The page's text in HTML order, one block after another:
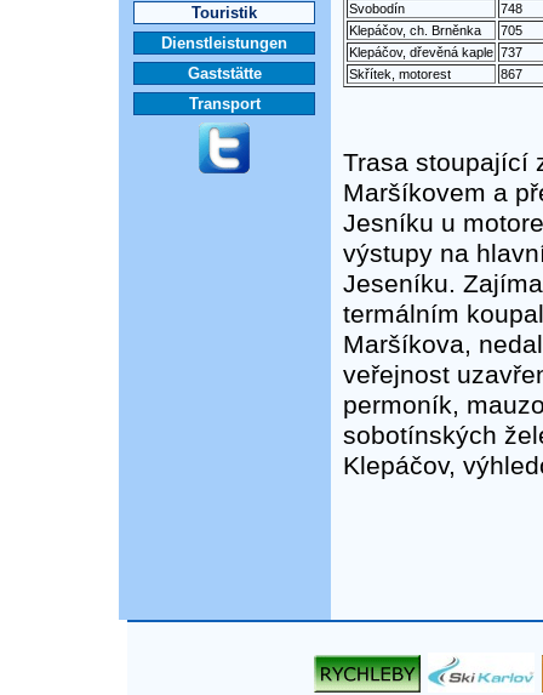
Touristik
Dienstleistungen
Gaststätte
Transport
Svobodín
748
Klepáčov, ch. Brněnka
705
Klepáčov, dřevěná kaple 737
Skřítek, motorest
867
Trasa stoupající
Maršíkovem a
Jesníku u
výstupy na
Jeseníku.
termálním
Maršíkova,
veřejnost
permoník,
sobotínských
Klepáčov,